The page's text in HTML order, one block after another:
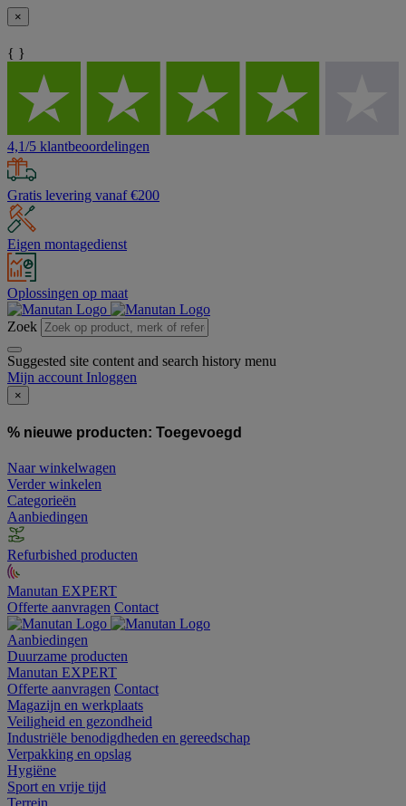
×
{ }
4,1/5 klantbeoordelingen
Gratis levering vanaf €200
Eigen montagedienst
Oplossingen op maat
Zoek
Suggested site content and search history menu
Mijn account Inloggen
×
% nieuwe producten: Toegevoegd
Naar winkelwagen
Verder winkelen
Categorieën
Aanbiedingen
Refurbished producten
Manutan EXPERT
Offerte aanvragen Contact
Aanbiedingen
Duurzame producten
Manutan EXPERT
Offerte aanvragen Contact
Magazijn en werkplaats
Veiligheid en gezondheid
Industriële benodigdheden en gereedschap
Verpakking en opslag
Hygiëne
Sport en vrije tijd
Terrein